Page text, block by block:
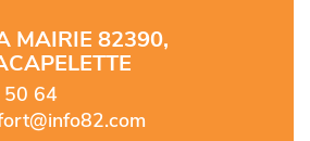
MAIRIE 82390,
64